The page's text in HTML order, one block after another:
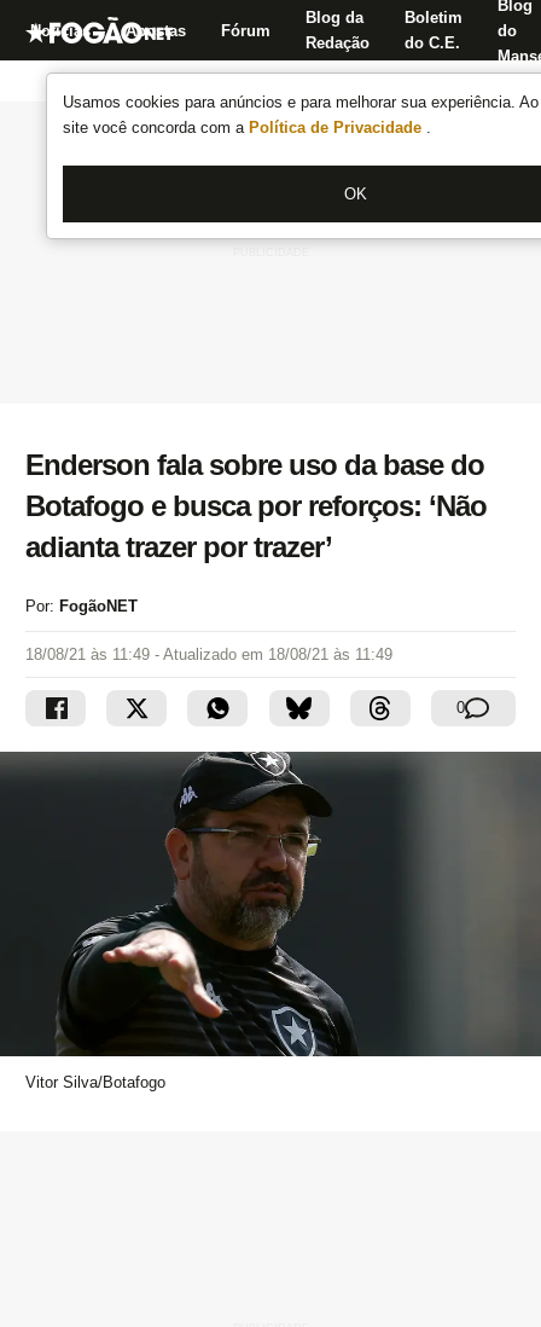
Usamos cookies para anúncios e para melhorar sua experiência.
site você concorda com a Política de Privacidade .
OK
Notícias Apostas Fórum
Blog da
Redação
Boletim
do C.E.
Blog
do
Enderson fala sobre uso da base do
Botafogo e busca por reforços: ‘Não
adianta trazer por trazer’
Por: FogãoNET
18/08/21 às 11:49 - Atualizado em 18/08/21 às 11:49
0
Vitor Silva/Botafogo